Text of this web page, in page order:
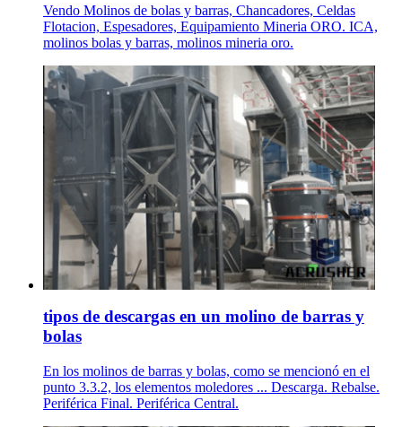
Vendo Molinos de bolas y barras, Chancadores, Celdas
Flotacion, Espesadores, Equipamiento Mineria ORO. ICA,
molinos bolas y barras, molinos mineria oro.
tipos de descargas en un molino de barras y
bolas
En los molinos de barras y bolas, como se mencionó en el
punto 3.3.2, los elementos moledores ... Descarga. Rebalse.
Periférica Final. Periférica Central.